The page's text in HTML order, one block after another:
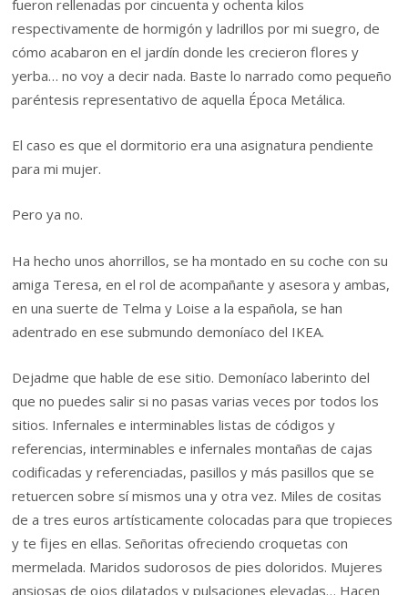
fueron rellenadas por cincuenta y ochenta kilos
respectivamente de hormigón y ladrillos por mi suegro, de
cómo acabaron en el jardín donde les crecieron flores y
yerba… no voy a decir nada. Baste lo narrado como pequeño
paréntesis representativo de aquella Época Metálica.
El caso es que el dormitorio era una asignatura pendiente
para mi mujer.
Pero ya no.
Ha hecho unos ahorrillos, se ha montado en su coche con su
amiga Teresa, en el rol de acompañante y asesora y ambas,
en una suerte de Telma y Loise a la española, se han
adentrado en ese submundo demoníaco del IKEA.
Dejadme que hable de ese sitio. Demoníaco laberinto del
que no puedes salir si no pasas varias veces por todos los
sitios. Infernales e interminables listas de códigos y
referencias, interminables e infernales montañas de cajas
codificadas y referenciadas, pasillos y más pasillos que se
retuercen sobre sí mismos una y otra vez. Miles de cositas
de a tres euros artísticamente colocadas para que tropieces
y te fijes en ellas. Señoritas ofreciendo croquetas con
mermelada. Maridos sudorosos de pies doloridos. Mujeres
ansiosas de ojos dilatados y pulsaciones elevadas… Hacen